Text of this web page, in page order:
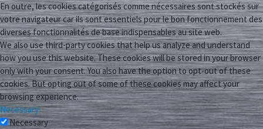
En outre, les cookies catégorisés comme nécessaires sont stockés sur
votre navigateur car ils sont essentiels pour le bon fonctionnement des
diverses fonctionnalités de base indispensables au site web.
We also use third-party cookies that help us analyze and understand
how you use this website. These cookies will be stored in your browser
only with your consent. You also have the option to opt-out of these
cookies. But opting out of some of these cookies may affect your
browsing experience.
Necessary
Necessary